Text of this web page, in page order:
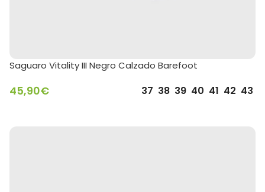
Saguaro Vitality III Negro Calzado Barefoot
45,90€ 37 38 39 40 41 42 43